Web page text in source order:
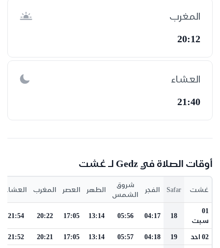
المغرب
20:12
العشاء
21:40
أوقات الصلاة في Gedz لـ غشت
غشت Safar الفجر
شروق
الشمس
الظهر العصر المغرب العشاء
01
سبت
18
04:17
05:56
13:14
17:05
20:22
21:54
02 احد 19
04:18
05:57
13:14
17:05
20:21
21:52